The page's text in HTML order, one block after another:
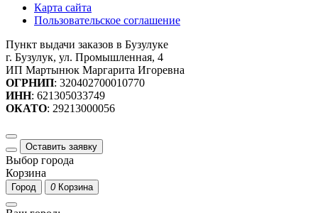
Карта сайта
Пользовательское соглашение
Пункт выдачи заказов в Бузулуке
г. Бузулук, ул. Промышленная, 4
ИП Мартынюк Маргарита Игоревна
ОГРНИП: 320402700010770
ИНН: 621305033749
ОКАТО: 29213000056
Оставить заявку
Выбор города
Корзина
Город 0 Корзина